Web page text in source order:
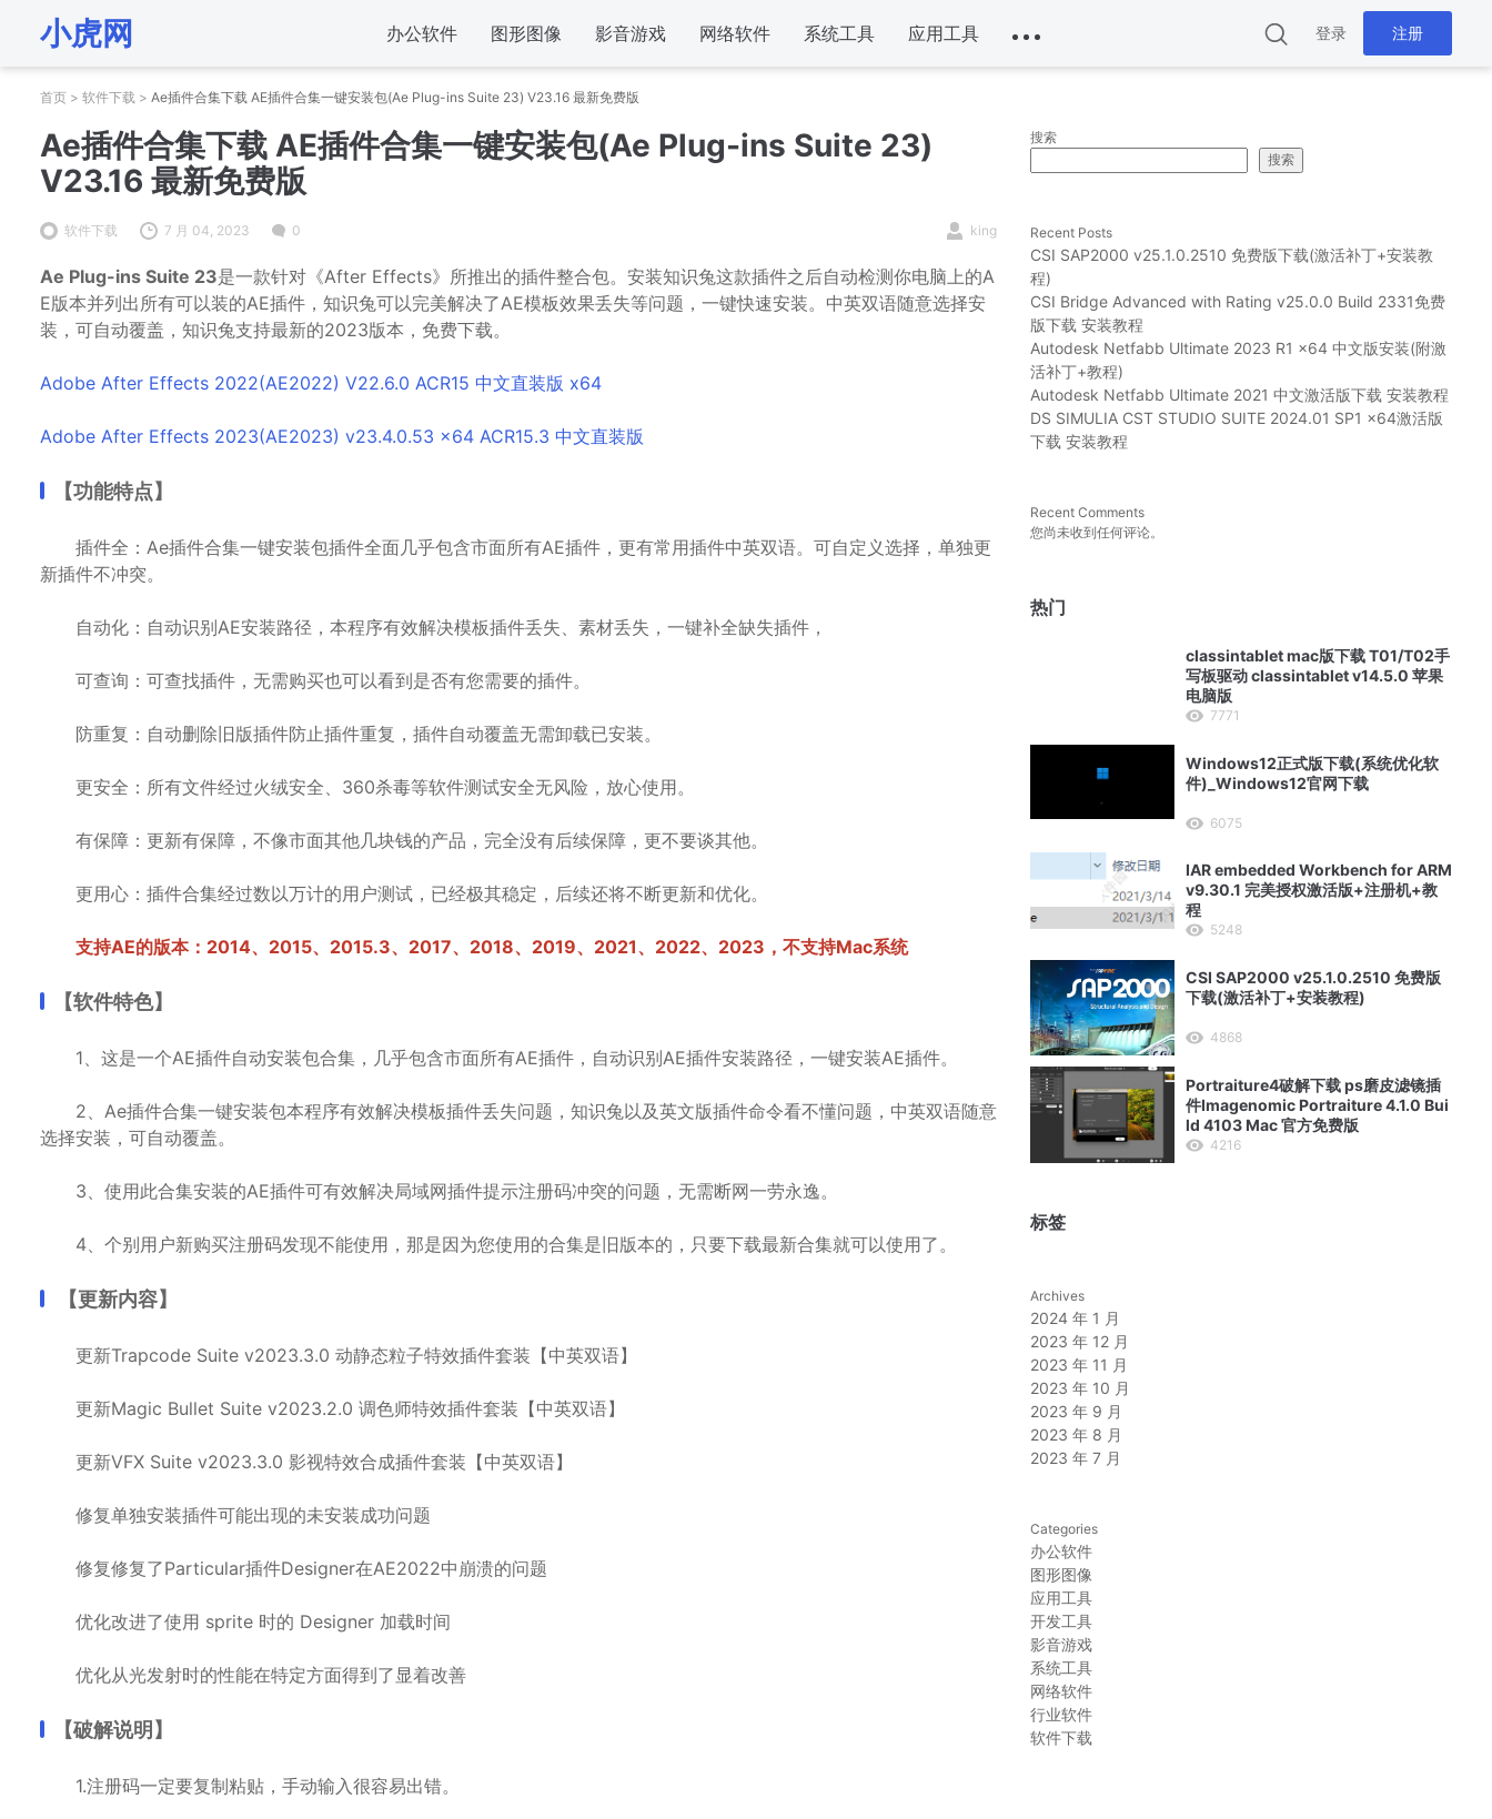
小虎网 办公软件 图形图像 影音游戏 网络软件 系统工具 应用工具 登录 注册
首页 > 软件下载 > Ae插件合集下载 AE插件合集一键安装包(Ae Plug-ins Suite 23) V23.16 最新免费版
Ae插件合集下载 AE插件合集一键安装包(Ae Plug-ins Suite 23)
V23.16 最新免费版
软件下载 7 月 04, 2023 0 king
Ae Plug-ins Suite 23是一款针对《After Effects》所推出的插件整合包。安装知识兔这款插件之后自动检测你电脑上的A
E版本并列出所有可以装的AE插件，知识兔可以完美解决了AE模板效果丢失等问题，一键快速安装。中英双语随意选择安
装，可自动覆盖，知识兔支持最新的2023版本，免费下载。
Adobe After Effects 2022(AE2022) V22.6.0 ACR15 中文直装版 x64
Adobe After Effects 2023(AE2023) v23.4.0.53 x64 ACR15.3 中文直装版
【功能特点】
插件全：Ae插件合集一键安装包插件全面几乎包含市面所有AE插件，更有常用插件中英双语。可自定义选择，单独更
新插件不冲突。
自动化：自动识别AE安装路径，本程序有效解决模板插件丢失、素材丢失，一键补全缺失插件，
可查询：可查找插件，无需购买也可以看到是否有您需要的插件。
防重复：自动删除旧版插件防止插件重复，插件自动覆盖无需卸载已安装。
更安全：所有文件经过火绒安全、360杀毒等软件测试安全无风险，放心使用。
有保障：更新有保障，不像市面其他几块钱的产品，完全没有后续保障，更不要谈其他。
更用心：插件合集经过数以万计的用户测试，已经极其稳定，后续还将不断更新和优化。
支持AE的版本：2014、2015、2015.3、2017、2018、2019、2021、2022、2023，不支持Mac系统
【软件特色】
1、这是一个AE插件自动安装包合集，几乎包含市面所有AE插件，自动识别AE插件安装路径，一键安装AE插件。
2、Ae插件合集一键安装包本程序有效解决模板插件丢失问题，知识兔以及英文版插件命令看不懂问题，中英双语随意
选择安装，可自动覆盖。
3、使用此合集安装的AE插件可有效解决局域网插件提示注册码冲突的问题，无需断网一劳永逸。
4、个别用户新购买注册码发现不能使用，那是因为您使用的合集是旧版本的，只要下载最新合集就可以使用了。
【更新内容】
更新Trapcode Suite v2023.3.0 动静态粒子特效插件套装【中英双语】
更新Magic Bullet Suite v2023.2.0 调色师特效插件套装【中英双语】
更新VFX Suite v2023.3.0 影视特效合成插件套装【中英双语】
修复单独安装插件可能出现的未安装成功问题
修复修复了Particular插件Designer在AE2022中崩溃的问题
优化改进了使用 sprite 时的 Designer 加载时间
优化从光发射时的性能在特定方面得到了显着改善
【破解说明】
1.注册码一定要复制粘贴，手动输入很容易出错。
搜索
搜索
Recent Posts
CSI SAP2000 v25.1.0.2510 免费版下载(激活补丁+安装教
程)
CSI Bridge Advanced with Rating v25.0.0 Build 2331免费
版下载 安装教程
Autodesk Netfabb Ultimate 2023 R1 x64 中文版安装(附激
活补丁+教程)
Autodesk Netfabb Ultimate 2021 中文激活版下载 安装教程
DS SIMULIA CST STUDIO SUITE 2024.01 SP1 x64激活版
下载 安装教程
Recent Comments
您尚未收到任何评论。
热门
classintablet mac版下载 T01/T02手
写板驱动 classintablet v14.5.0 苹果
电脑版
7771
Windows12正式版下载(系统优化软
件)_Windows12官网下载
6075
IAR embedded Workbench for ARM
v9.30.1 完美授权激活版+注册机+教
程
5248
CSI SAP2000 v25.1.0.2510 免费版
下载(激活补丁+安装教程)
4868
Portraiture4破解下载 ps磨皮滤镜插
件Imagenomic Portraiture 4.1.0 Bui
ld 4103 Mac 官方免费版
4216
标签
Archives
2024 年 1 月
2023 年 12 月
2023 年 11 月
2023 年 10 月
2023 年 9 月
2023 年 8 月
2023 年 7 月
Categories
办公软件
图形图像
应用工具
开发工具
影音游戏
系统工具
网络软件
行业软件
软件下载